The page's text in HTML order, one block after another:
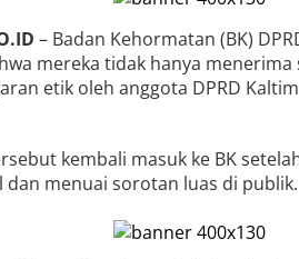
– Badan Kehormatan (BK)
mereka tidak hanya
etik oleh anggota DPRD
kembali masuk ke BK
dan menuai sorotan luas di publik.